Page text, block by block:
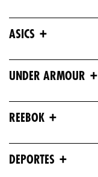
ASICS +
UNDER ARMOUR +
REEBOK +
DEPORTES +